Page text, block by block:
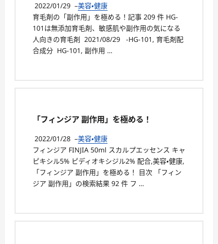
2022/01/29 –美容・健康
育毛剤の「副作用」を極める！記事 209 件 HG-
101は無添加育毛剤、敏感肌や副作用の気になる
人向きの育毛剤 2021/08/29 -HG-101, 育毛剤配
合成分 HG-101, 副作用 …
「フィンジア 副作用」を極める！
2022/01/28 –美容・健康
フィンジア FINJIA 50ml スカルプエッセンス キャ
ピキシル5% ピディオキシジル2% 配合,美容・健康,
「フィンジア 副作用」を極める！ 目次 「フィン
ジア 副作用」の検索結果 92 件 フ …